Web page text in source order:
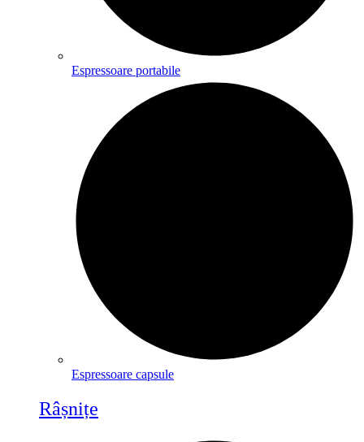
Espressoare portabile
Espressoare capsule
Râșnițe